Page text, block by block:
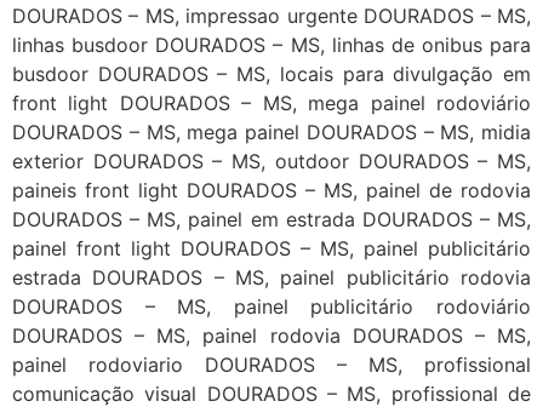
DOURADOS – MS, impressao urgente DOURADOS – MS,
linhas busdoor DOURADOS – MS, linhas de onibus para
busdoor DOURADOS – MS, locais para divulgação em
front light DOURADOS – MS, mega painel rodoviário
DOURADOS – MS, mega painel DOURADOS – MS, midia
exterior DOURADOS – MS, outdoor DOURADOS – MS,
paineis front light DOURADOS – MS, painel de rodovia
DOURADOS – MS, painel em estrada DOURADOS – MS,
painel front light DOURADOS – MS, painel publicitário
estrada DOURADOS – MS, painel publicitário rodovia
DOURADOS – MS, painel publicitário rodoviário
DOURADOS – MS, painel rodovia DOURADOS – MS,
painel rodoviario DOURADOS – MS, profissional
comunicação visual DOURADOS – MS, profissional de